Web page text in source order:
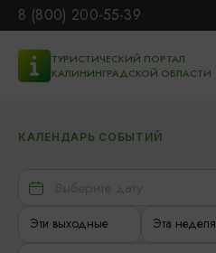
8 (800) 200-55-39
ТУРИСТИЧЕСКИЙ ПОРТАЛ
КАЛИНИНГРАДСКОЙ ОБЛАСТИ
КАЛЕНДАРЬ СОБЫТИЙ
Эти выходные Эта неделя